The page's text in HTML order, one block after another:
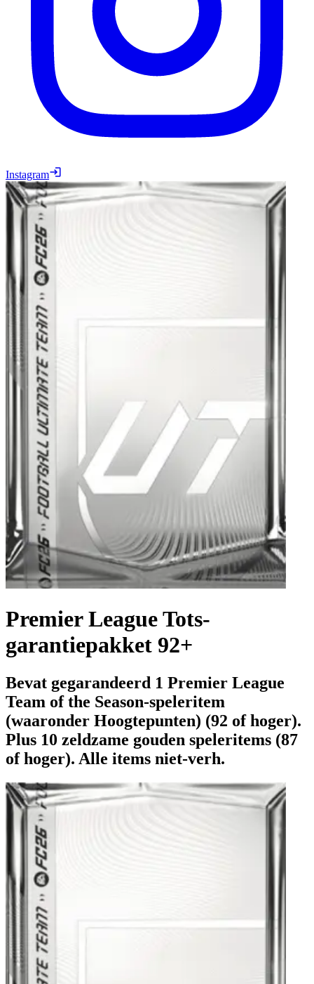
Instagram
Premier League Tots-
garantiepakket 92+
Bevat gegarandeerd 1 Premier League
Team of the Season-speleritem
(waaronder Hoogtepunten) (92 of hoger).
Plus 10 zeldzame gouden speleritems (87
of hoger). Alle items niet-verh.